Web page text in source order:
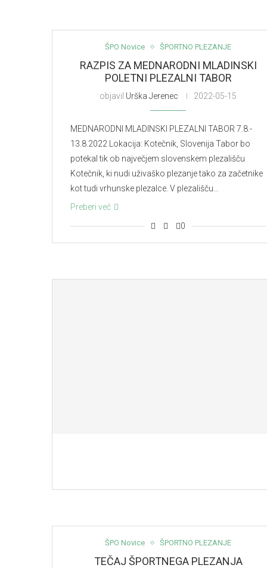
ŠPO Novice ŠPORTNO PLEZANJE
RAZPIS ZA MEDNARODNI MLADINSKI
POLETNI PLEZALNI TABOR
objavil Urška Jerenec 2022-05-15
MEDNARODNI MLADINSKI PLEZALNI TABOR 7.8.-
13.8.2022 Lokacija: Kotečnik, Slovenija Tabor bo
potekal tik ob največjem slovenskem plezališču
Kotečnik, ki nudi uživaško plezanje tako za začetnike
kot tudi vrhunske plezalce. V plezališču…
Preberi več
0
ŠPO Novice ŠPORTNO PLEZANJE
TEČAJ ŠPORTNEGA PLEZANJA